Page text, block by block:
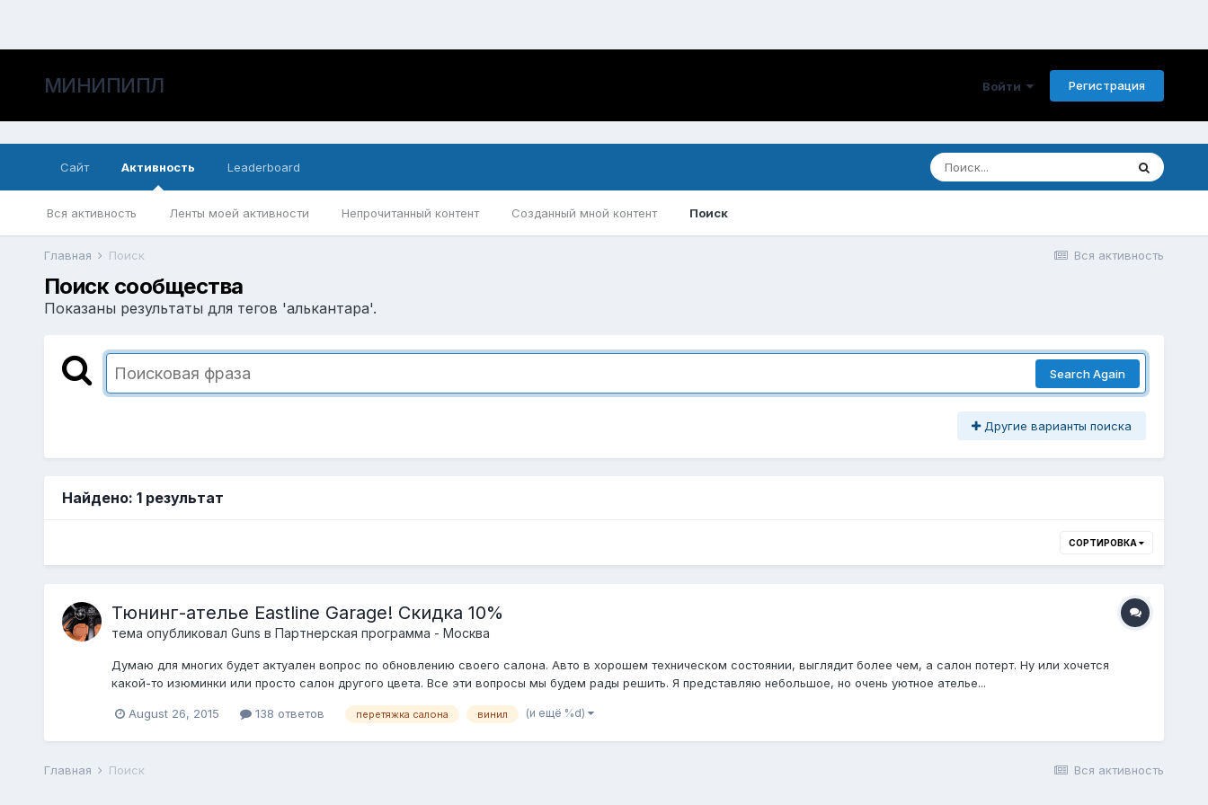
МИНИПИПЛ Войти Регистрация
Сайт Активность
Вся активность Ленты моей активности Непрочитанный контент Созданный мной контент Поиск
Leaderboard
Вся активность
Главная Поиск
Поиск сообщества
Показаны результаты для тегов 'алькантара'.
Search Again
Другие варианты поиска
Найдено: 1 результат
СОРТИРОВКА
Тюнинг-ателье Eastline Garage! Скидка 10%
тема опубликовал Guns в Партнерская программа - Москва
Думаю для многих будет актуален вопрос по обновлению своего салона. Авто в хорошем техническом состоянии, выглядит более чем, а салон потерт. Ну или хочется
какой-то изюминки или просто салон другого цвета. Все эти вопросы мы будем рады решить. Я представляю небольшое, но очень уютное ателье...
August 26, 2015 138 ответов перетяжка салона винил (и ещё %d)
Вся активность
Главная Поиск